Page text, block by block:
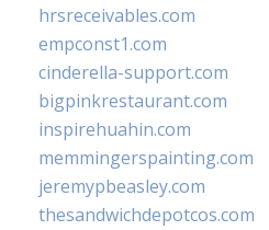
hrsreceivables.com
empconst1.com
cinderella-support.com
bigpinkrestaurant.com
inspirehuahin.com
memmingerspainting.com
jeremypbeasley.com
thesandwichdepotcos.com